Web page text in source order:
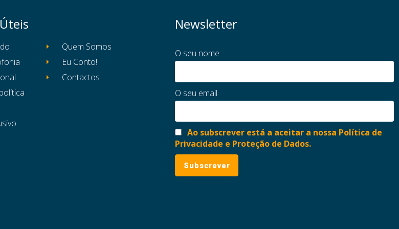
Quem Somos
Eu Conto!
Contactos
Newsletter
O seu nome
O seu email
Ao subscrever está a aceitar a nossa Política de
Privacidade e Proteção de Dados.